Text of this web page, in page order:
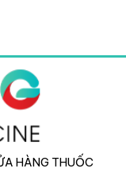
HÀNG THUỐC